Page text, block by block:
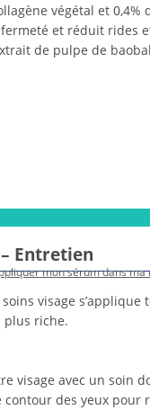
végétal et 0,4%
et réduit rides
de pulpe de
Entretien
mon sérum dans ma
visage
plus riche.
visage avec un soin
contour des yeux